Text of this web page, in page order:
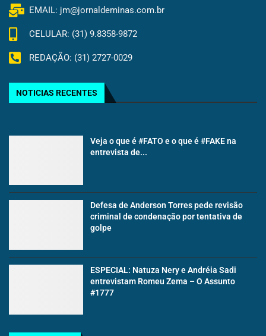
EMAIL: jm@jornaldeminas.com.br
CELULAR: (31) 9.8358-9872
REDAÇÃO: (31) 2727-0029
NOTICIAS RECENTES
Veja o que é #FATO e o que é #FAKE na
entrevista de...
Defesa de Anderson Torres pede revisão
criminal de condenação por tentativa de
golpe
ESPECIAL: Natuza Nery e Andréia Sadi
entrevistam Romeu Zema – O Assunto
#1777